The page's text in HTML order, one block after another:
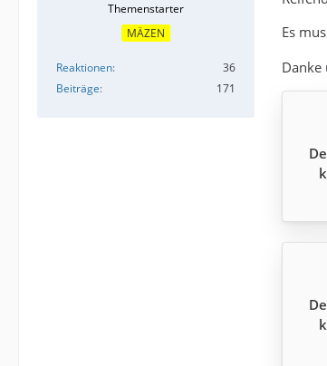
MÄZEN
Reaktionen
36
Beiträge
171
Es
Danke